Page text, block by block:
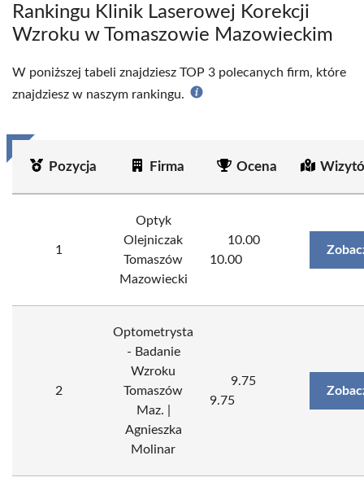
Rankingu Klinik Laserowej Korekcji
Wzroku w Tomaszowie Mazowieckim
W poniższej tabeli znajdziesz TOP 3 polecanych firm, które
znajdziesz w naszym rankingu.
Pozycja Firma Ocena
1
Optyk
Olejniczak
Tomaszów
Mazowiecki
10.00
10.00
2
Optometrysta
- Badanie
Wzroku
Tomaszów
Maz. |
Agnieszka
Molinar
9.75
9.75